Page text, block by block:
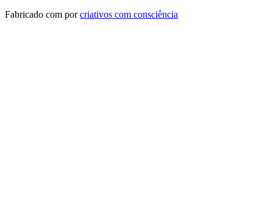
Fabricado com porcriativos com consciência